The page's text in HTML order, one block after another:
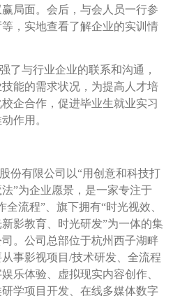
局面。会后，与会人员一行参
，实地查看了解企业的实训情
了与行业企业的联系和沟通，
能的需求状况，为提高人才培
企合作，促进毕业生就业实习
作用。
份有限公司以“用创意和科技打
”为企业愿景，是一家专注于
流程”、旗下拥有“时光视效、
影教育、时光研发”为一体的集
。公司总部位于杭州西子湖畔
事影视项目/技术研发、全流程
乐体验、虚拟现实内容创作、
学项目开发、在线多媒体数字